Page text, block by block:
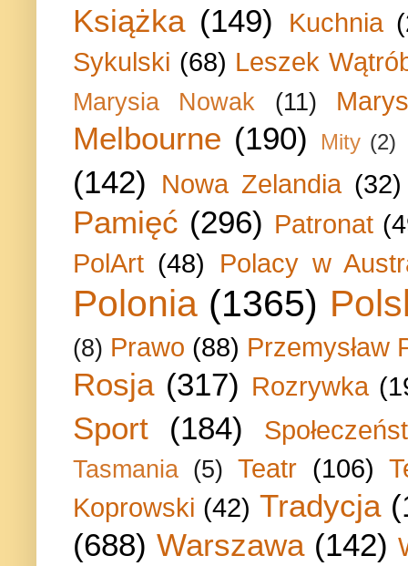
Książka (149) Kuchnia
Sykulski (68) Leszek
Marysia Nowak (11)
Melbourne (190) Mity (2)
(142) Nowa Zelandia (32)
Pamięć (296) Patronat
PolArt (48) Polacy w
Polonia (1365)
(8) Prawo (88) Przemysław
Rosja (317) Rozrywka
Sport (184)
Tasmania (5) Teatr (106)
Koprowski (42) Tradycja
(688) Warszawa (142)